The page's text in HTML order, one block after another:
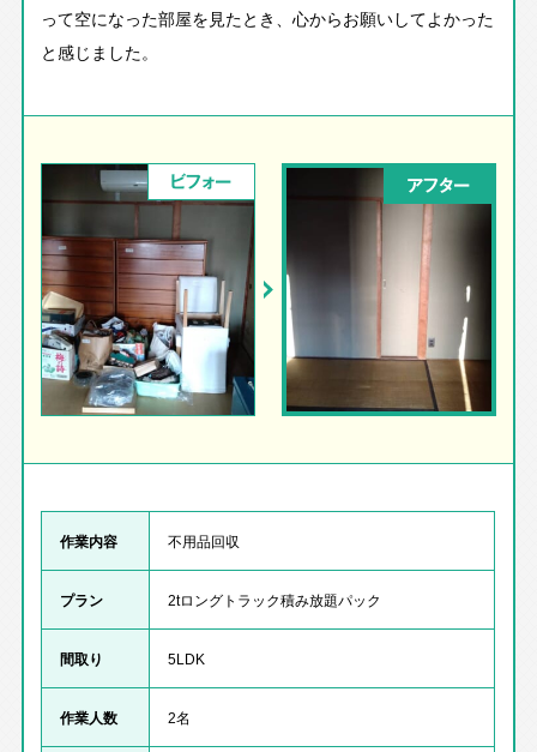
って空になった部屋を見たとき、心からお願いしてよかった
と感じました。
ビフォー アフター
作業内容 不用品回収
プラン 2tロングトラック積み放題パック
間取り 5LDK
作業人数 2名